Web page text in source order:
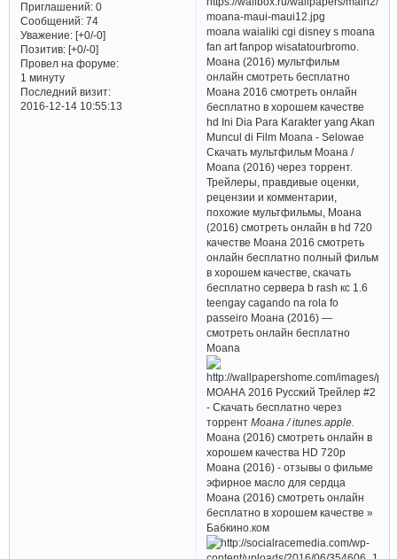
Приглашений:0
Сообщений:74
Уважение: [+0/-0]
Позитив: [+0/-0]
Провел на форуме:
1 минуту
Последний визит:
2016-12-14 10:55:13
moana waialiki cgi disney s moana
fan art fanpop wisatatourbromo.
Моана (2016) мультфильм
онлайн смотреть бесплатно
Моана 2016 смотреть онлайн
бесплатно в хорошем качестве
hd Ini Dia Para Karakter yang Akan
Muncul di Film Moana - Selowae
Скачать мультфильм Моана /
Moana (2016) через торрент.
Трейлеры, правдивые оценки,
рецензии и комментарии,
похожие мультфильмы, Моана
(2016) смотреть онлайн в hd 720
качестве Моана 2016 смотреть
онлайн бесплатно полный фильм
в хорошем качестве, скачать
бесплатно сервера b rash кс 1.6
teengay cagando na rola fo
passeiro Моана (2016) —
смотреть онлайн бесплатно
Moana
МОАНА 2016 Русский Трейлер #2
- Скачать бесплатно через
торрентМоана / itunes.apple.
Моана (2016) смотреть онлайн в
хорошем качества HD 720p
Моана (2016) - отзывы о фильме
эфирное масло для сердца
Моана (2016) смотреть онлайн
бесплатно в хорошем качестве »
Бабкино.ком